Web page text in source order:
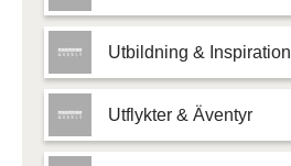
Utbildning & Inspiration
Utflykter & Äventyr